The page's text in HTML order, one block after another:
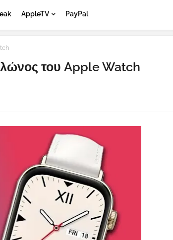
AppleTV PayPal
του Apple Watch